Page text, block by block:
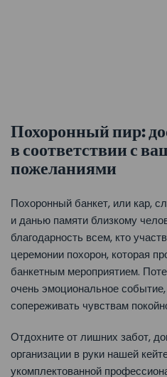
Похоронный пир:
в соответствии с
пожеланиями
Похоронный банкет, или кар,
и данью памяти близкому
благодарность всем, кто
церемонии похорон, которая
банкетным мероприятием.
очень эмоциональное
сопереживать чувствам
Отдохните от лишних забот,
организации в руки нашей
укомплектованной